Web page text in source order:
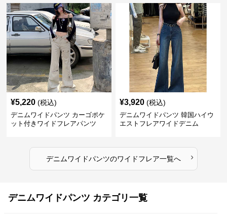
¥5,220 (税込)
デニムワイドパンツ カーゴポケ
ット付きワイドフレアパンツ
¥3,920 (税込)
デニムワイドパンツ 韓国ハイウ
エストフレアワイドデニム
デニムワイドパンツのワイドフレア一覧へ ›
デニムワイドパンツ カテゴリ一覧